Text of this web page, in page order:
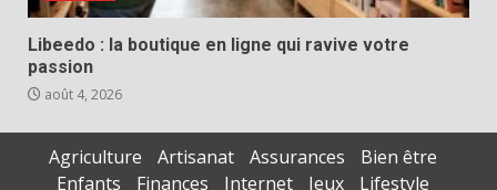
Libeedo : la boutique en ligne qui ravive votre
passion
août 4, 2026
Agriculture Artisanat Assurances
Bien être
Enfants
Finances Internet Jeux Lifestyle